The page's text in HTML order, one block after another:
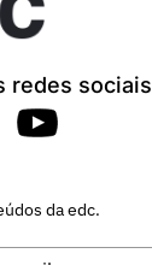
redes sociais
da edc.